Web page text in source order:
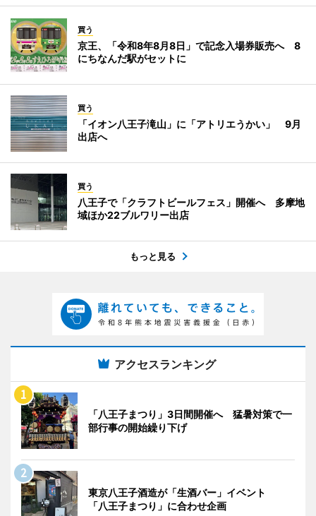
買う
京王、「令和8年8月8日」で記念入場券販売へ 8
にちなんだ駅がセットに
買う
「イオン八王子滝山」に「アトリエうかい」 9月
出店へ
買う
八王子で「クラフトビールフェス」開催へ 多摩地
域ほか22ブルワリー出店
もっと見る
アクセスランキング
「八王子まつり」3日間開催へ 猛暑対策で一
部行事の開始繰り下げ
東京八王子酒造が「生酒バー」イベント
「八王子まつり」に合わせ企画